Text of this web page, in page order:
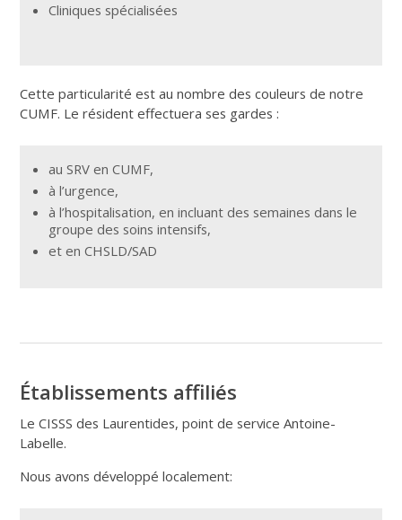
Cliniques spécialisées
Cette particularité est au nombre des couleurs de notre
CUMF. Le résident effectuera ses gardes :
au SRV en CUMF,
à l’urgence,
à l’hospitalisation, en incluant des semaines dans le
groupe des soins intensifs,
et en CHSLD/SAD
Établissements affiliés
Le CISSS des Laurentides, point de service Antoine-
Labelle.
Nous avons développé localement: